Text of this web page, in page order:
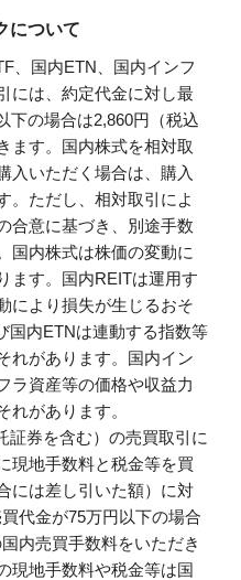
について
、国内ETN、国内インフ
には、約定代金に対し最
下の場合は2,860円（税込
ます。国内株式を相対取
入いただく場合は、購入
。ただし、相対取引によ
合意に基づき、別途手数
国内株式は株価の変動に
ます。国内REITは運用す
により損失が生じるおそ
国内ETNは連動する指数等
れがあります。国内イン
ラ資産等の価格や収益力
れがあります。
証券を含む）の売買取引に
現地手数料と税金等を買
には差し引いた額）に対
代金が75万円以下の場合
内売買手数料をいただき
現地手数料や税金等は国